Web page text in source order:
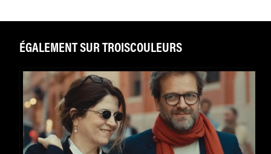
ÉGALEMENT SUR TROISCOULEURS